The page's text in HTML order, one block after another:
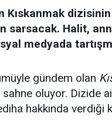
Kıskanmak
sarsacak. Halit,
medyada
gündem olan
oluyor. Dizide
hakkında verdiği